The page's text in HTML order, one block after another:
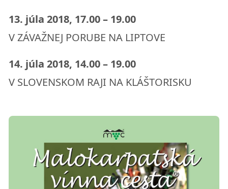
13. júla 2018, 17.00 – 19.00
V ZÁVAŽNEJ PORUBE NA LIPTOVE
14. júla 2018, 14.00 – 19.00
V SLOVENSKOM RAJI NA KLÁŠTORISKU